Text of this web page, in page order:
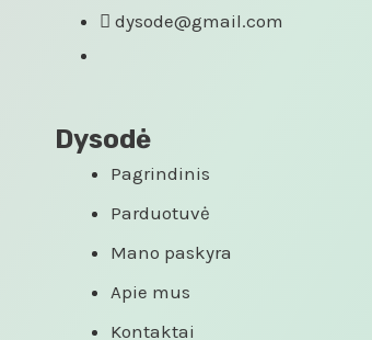
dysode@gmail.com
Dysodė
Pagrindinis
Parduotuvė
Mano paskyra
Apie mus
Kontaktai